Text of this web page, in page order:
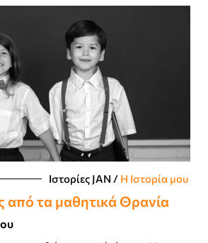
Ιστορίες JΑΝ / Η Ιστορία μου
από τα μαθητικά Θρανία